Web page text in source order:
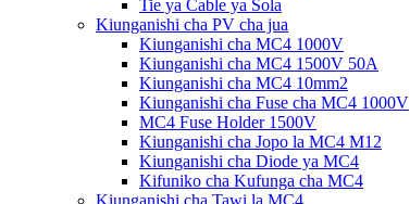
Tie ya Cable ya Sola
Kiunganishi cha PV cha jua
Kiunganishi cha MC4 1000V
Kiunganishi cha MC4 1500V 50A
Kiunganishi cha MC4 10mm2
Kiunganishi cha Fuse cha MC4 1000V
MC4 Fuse Holder 1500V
Kiunganishi cha Jopo la MC4 M12
Kiunganishi cha Diode ya MC4
Kifuniko cha Kufunga cha MC4
Kiunganishi cha Tawi la MC4